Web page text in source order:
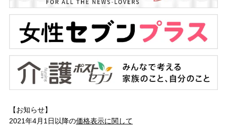
【お知らせ】
2021年4月1日以降の価格表示に関して